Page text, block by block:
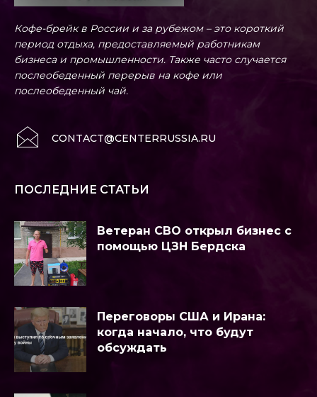
Кофе-брейк в России и за рубежом – это короткий
период отдыха, предоставляемый работникам
бизнеса и промышленности. Также часто случается
послеобеденный перерыв на кофе или
послеобеденный чай.
CONTACT@CENTERRUSSIA.RU
ПОСЛЕДНИЕ СТАТЬИ
Ветеран СВО открыл бизнес с
помощью ЦЗН Бердска
Переговоры США и Ирана:
когда начало, что будут
обсуждать